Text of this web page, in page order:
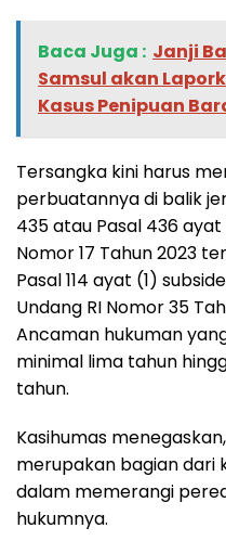
Baca Juga : ‎Janji
Samsul akan
Kasus Penipuan
Tersangka kini harus
perbuatannya di balik
435 atau Pasal 436
Nomor 17 Tahun 2023
Pasal 114 ayat (1)
Undang RI Nomor 35
Ancaman hukuman
minimal lima tahun
tahun.
Kasihumas
merupakan bagian dari
dalam memerangi
hukumnya.